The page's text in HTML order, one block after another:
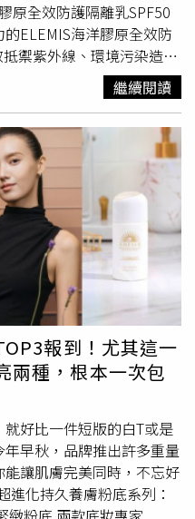
感UV防曬乳(航海王索隆
元（圖／品牌提供）防
效防禦乳(航海王喬巴限定
的是喬巴瓶身的雪肌精漾活
專屬的防禦乳，無添加紫
防腐劑、香料、色素等，
還是醫美術後特殊時期，都
老化同時修護陽光受損及抵
敏UV全效防禦乳(航海王
／620元 （圖／品牌提
同樣重要，例如
抗王雙精華，便是專門為
，它針對肌膚老化的三大
過「抗氧、抗糖、抗環境
內而外保持年輕狀態；配
物、白奇亞籽等珍貴植萃
能減少自由基對肌膚的傷
雅芝植萃能量系列的
潤淨化精華，跟抗衰老的
圖／品牌提供、吳雅鈴
供兩種選擇，無論是剛開始
沉，都能找到適合自己的護
態，真正做到「預防+修
的人的心頭好。
30ml／2,350元 抗初老首
改善。（圖／吳雅鈴攝）
30ml／2,980元 有深層皺
圖／吳雅鈴攝）而如果是
怡麗絲爾小金管則
這款3效合1的膠原妝前
，還能補水、提升肌膚彈
然有光澤，完全不需要額
非常適合喜歡簡單護理的
絲爾膠原彈潤多效美肌
原全效防護隔離乳SPF50
ELEMIS海洋膠原全效防
禦紫外線、環境污染造成
的是還能提升肌膚的鎖水
饋:擦上它之後，皮膚看起
膠原全效防護隔離乳
、品牌提供）週慶加碼
價2,500元，等於買海洋膠
妳海洋膠原精油卸妝膏
~也是近期新上市的海洋
被稱為#音波精華的「海洋
膠原蛋白下降的肌膚有感逆
，只要69折超佛心。
洋膠原全能
乳霜15ml+海洋膠原精油
牌提供）FANCL全效清透
清透防曬露50+，特別加
分，即使是物理性防曬配
感也相當水潤清爽不黏
膚效果，難怪在日本一上
曬露50+ SPF50+/PA++++
適逢週年慶期間，不但只
兩瓶以上每瓶再優惠只要
安耐曬濾鏡美顏日間防護精
繼續閱讀
報到！尤其這一
兩種，根本一次包
好比一件短版的白T或是
早秋，品牌推出許多重量
讓肌膚完美同時，不忘好
進化持久養膚粉底系列：